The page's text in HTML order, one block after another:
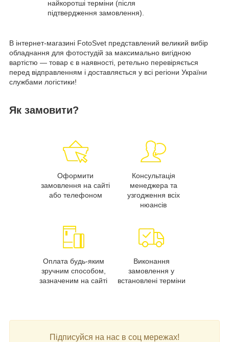
найкоротші терміни (після
підтвердження замовлення).
В інтернет-магазині FotoSvet представлений великий вибір
обладнання для фотостудій за максимально вигідною
вартістю — товар є в наявності, ретельно перевіряється
перед відправленням і доставляється у всі регіони України
службами логістики!
Як замовити?
Оформити
замовлення на сайті
або телефоном
Консультація
менеджера та
узгодження всіх
нюансів
Оплата будь-яким
зручним способом,
зазначеним на сайті
Виконання
замовлення у
встановлені терміни
Підписуйся на нас в соц мережах!